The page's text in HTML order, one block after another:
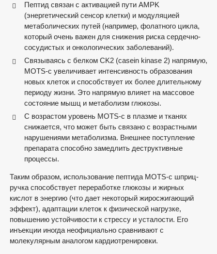
Пептид связан с активацией пути AMPK
(энергетический сенсор клетки) и модуляцией
метаболических путей (например, фолатного цикла,
который очень важен для снижения риска сердечно-
сосудистых и онкологических заболеваний).
Связываясь с белком CK2 (casein kinase 2) напрямую,
MOTS-c увеличивает интенсивность образования
новых клеток и способствует их более длительному
периоду жизни. Это напрямую влияет на массовое
состояние мышц и метаболизм глюкозы.
С возрастом уровень MOTS-c в плазме и тканях
снижается, что может быть связано с возрастными
нарушениями метаболизма. Внешнее поступление
препарата способно замедлить деструктивные
процессы.
Таким образом, использование пептида MOTS-c шприц-
ручка способствует переработке глюкозы и жирных
кислот в энергию (что дает некоторый жиросжигающий
эффект), адаптации клеток к физической нагрузке,
повышению устойчивости к стрессу и усталости. Его
инъекции иногда неофициально сравнивают с
молекулярным аналогом кардиотренировки.